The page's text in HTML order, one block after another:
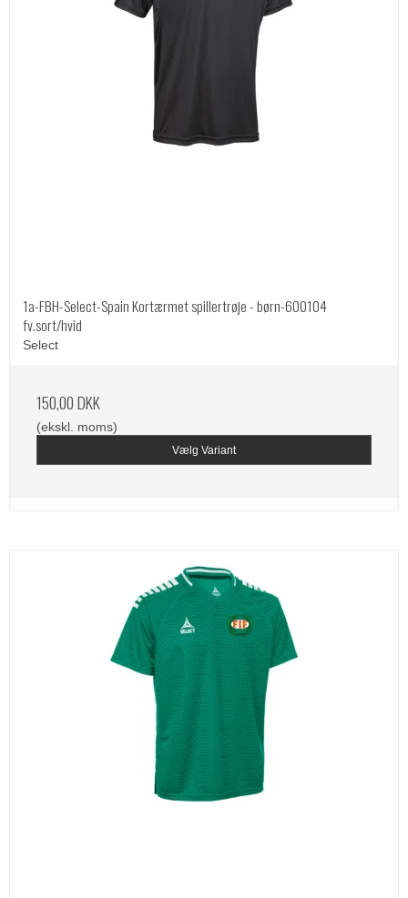
1a-FBH-Select-Spain Kortærmet spillertrøje - børn-600104
fv.sort/hvid
Select
150,00 DKK
(ekskl. moms)
Vælg Variant